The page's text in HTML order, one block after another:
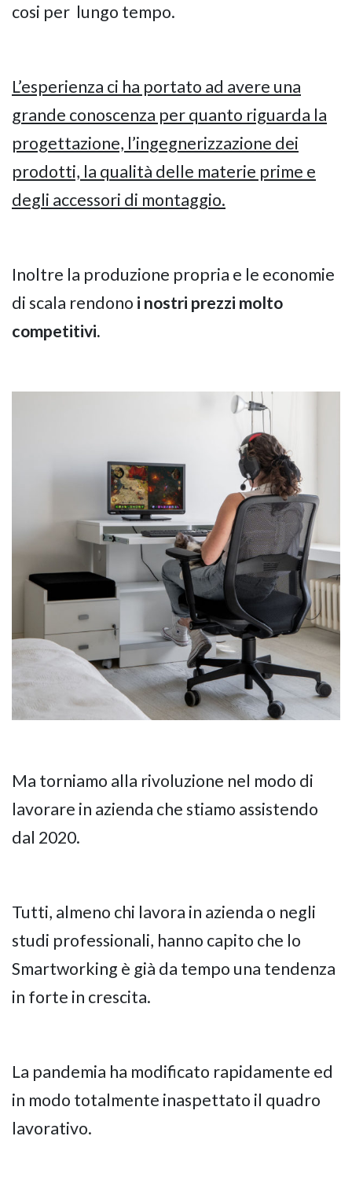
cosi per lungo tempo.
L’esperienza ci ha portato ad avere una
grande conoscenza per quanto riguarda la
progettazione, l’ingegnerizzazione dei
prodotti, la qualità delle materie prime e
degli accessori di montaggio.
Inoltre la produzione propria e le economie
di scala rendono i nostri prezzi molto
competitivi.
Ma torniamo alla rivoluzione nel modo di
lavorare in azienda che stiamo assistendo
dal 2020.
Tutti, almeno chi lavora in azienda o negli
studi professionali, hanno capito che lo
Smartworking è già da tempo una tendenza
in forte in crescita.
La pandemia ha modificato rapidamente ed
in modo totalmente inaspettato il quadro
lavorativo.